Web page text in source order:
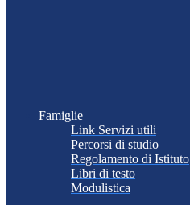
Famiglie
Link Servizi utili
Percorsi di studio
Regolamento di Istituto
Libri di testo
Modulistica